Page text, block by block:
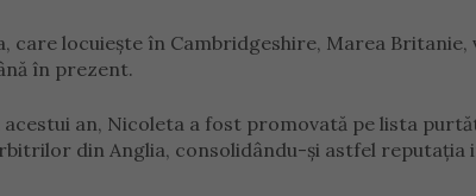
care locuiește în Cambridgeshire, Marea
în prezent.
an, Nicoleta a fost promovată pe lista
din Anglia, consolidându-și astfel reputația